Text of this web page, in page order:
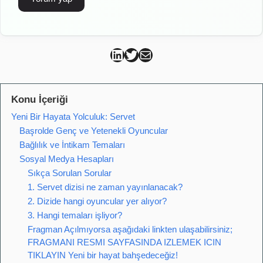
Can Kütahya Linkedin
Can Kütahya Twitter
Can Kütahya Mail
Konu İçeriği
Yeni Bir Hayata Yolculuk: Servet
Başrolde Genç ve Yetenekli Oyuncular
Bağlılık ve İntikam Temaları
Sosyal Medya Hesapları
Sıkça Sorulan Sorular
1. Servet dizisi ne zaman yayınlanacak?
2. Dizide hangi oyuncular yer alıyor?
3. Hangi temaları işliyor?
Fragman Açılmıyorsa aşağıdaki linkten ulaşabilirsiniz;
FRAGMANI RESMI SAYFASINDA IZLEMEK ICIN
TIKLAYIN Yeni bir hayat bahşedeceğiz!